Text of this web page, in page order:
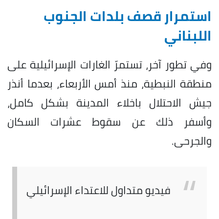
استمرار قصف بلدات الجنوب
اللبناني
وفي تطور آخر، تستمرّ الغارات الإسرائيلية على
منطقة النبطية، منذ أمس الأربعاء، بعدما أنذر
جيش الاحتلال باخلاء المدينة بشكل كامل،
وأسفر ذلك عن سقوط عشرات السكان
والجرحى.
فيديو متداول للاعتداء الإسرائيلي